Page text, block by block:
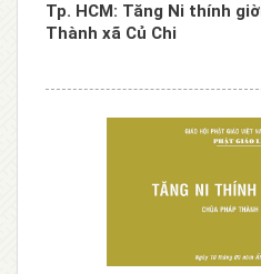
Tp. HCM: Tăng Ni thính
Thành xã Củ Chi